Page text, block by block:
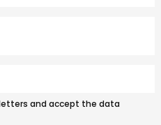
and accept the data